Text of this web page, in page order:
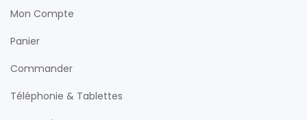
Mon Compte
Panier
Commander
Téléphonie & Tablettes